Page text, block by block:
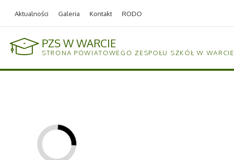
Aktualności Galeria Kontakt RODO
PZS W WARCIE
STRONA POWIATOWEGO ZESPOŁU SZKÓŁ W WARCIE